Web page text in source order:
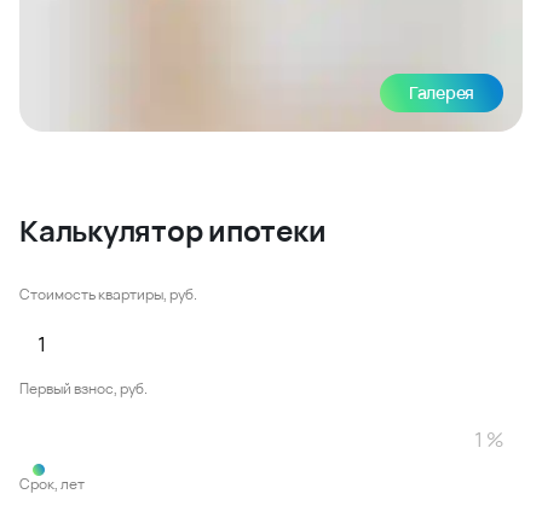
Галерея
Калькулятор ипотеки
Стоимость квартиры, руб.
Первый взнос, руб.
Срок, лет